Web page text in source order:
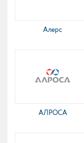
Алерс
АЛРОСА